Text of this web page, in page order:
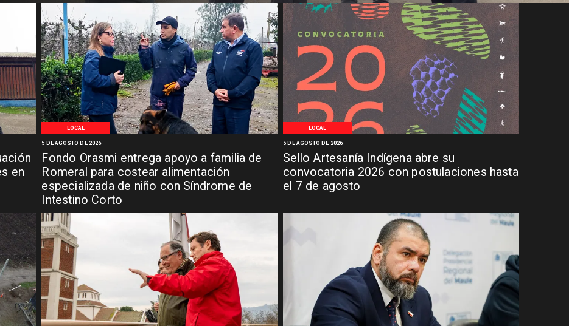
en
LOCAL
Fondo Orasmi entrega apoyo a familia de
Romeral para costear alimentación
especializada de niño con Síndrome de
Intestino Corto
5 DE AGOSTO DE 2026
LOCAL
Sello Artesanía Indígena abre su
convocatoria 2026 con postulaciones hasta
el 7 de agosto
5 DE AGOSTO DE 2026